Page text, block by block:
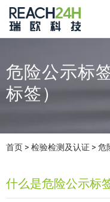
危险公示标
标签）
首页 检验检测及认证 危
什么是危险公示标